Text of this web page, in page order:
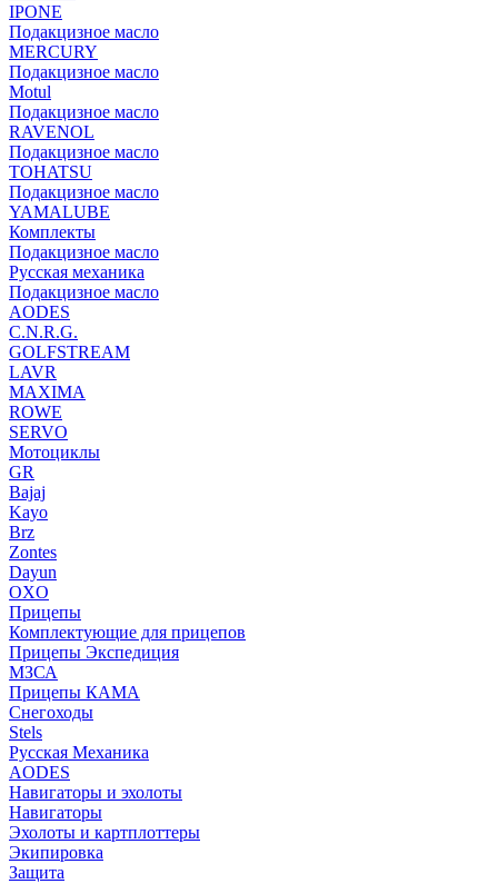
IPONE
Подакцизное масло
MERCURY
Подакцизное масло
Motul
Подакцизное масло
RAVENOL
Подакцизное масло
TOHATSU
Подакцизное масло
YAMALUBE
Комплекты
Подакцизное масло
Русская механика
Подакцизное масло
AODES
C.N.R.G.
GOLFSTREAM
LAVR
MAXIMA
ROWE
SERVO
Мотоциклы
GR
Bajaj
Kayo
Brz
Zontes
Dayun
OXO
Прицепы
Комплектующие для прицепов
Прицепы Экспедиция
МЗСА
Прицепы КАМА
Снегоходы
Stels
Русская Механика
AODES
Навигаторы и эхолоты
Навигаторы
Эхолоты и картплоттеры
Экипировка
Защита